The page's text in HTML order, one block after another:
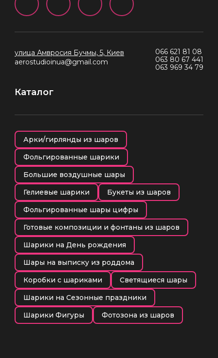
улица Амвросия Бучмы, 5, Киев
aerostudioinua@gmail.com
066 621 81 08
063 80 67 441
063 969 34 79
Каталог
Арки/гирлянды из шаров
Фольгированные шарики
Большие воздушные шары
Гелиевые шарики
Букеты из шаров
Фольгированные шары цифры
Готовые композиции и фонтаны из шаров
Шарики на День рождения
Шары на выписку из роддома
Коробки с шариками
Светящиеся шары
Шарики на Сезонные праздники
Шарики Фигуры
Фотозона из шаров